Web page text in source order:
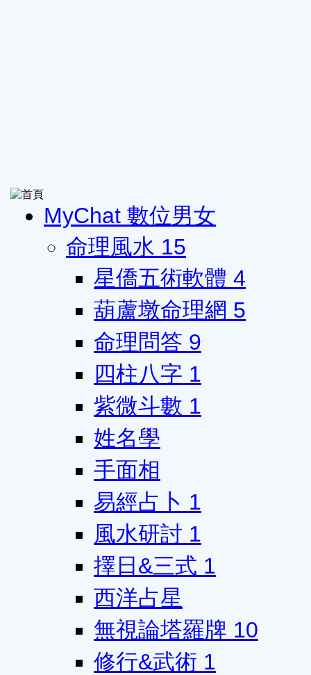
MyChat 數位男女
命理風水 15
星僑五術軟體 4
葫蘆墩命理網 5
命理問答 9
四柱八字 1
紫微斗數 1
姓名學
手面相
易經占卜 1
風水研討 1
擇日&三式 1
西洋占星
無視論塔羅牌 10
修行&武術 1